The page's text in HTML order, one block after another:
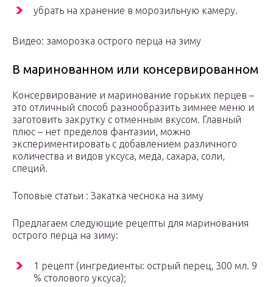
убрать на хранение в морозильную камеру.
Видео: заморозка острого перца на зиму
В маринованном или консервированном
Консервирование и маринование горьких перцев –
это отличный способ разнообразить зимнее меню и
заготовить закрутку с отменным вкусом. Главный
плюс – нет пределов фантазии, можно
экспериментировать с добавлением различного
количества и видов уксуса, меда, сахара, соли,
специй.
Топовые статьи : Закатка чеснока на зиму
Предлагаем следующие рецепты для маринования
острого перца на зиму:
1 рецепт (ингредиенты: острый перец, 300 мл. 9
% столового уксуса);